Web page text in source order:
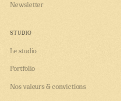
Newsletter
STUDIO
Le studio
Portfolio
Nos valeurs & convictions